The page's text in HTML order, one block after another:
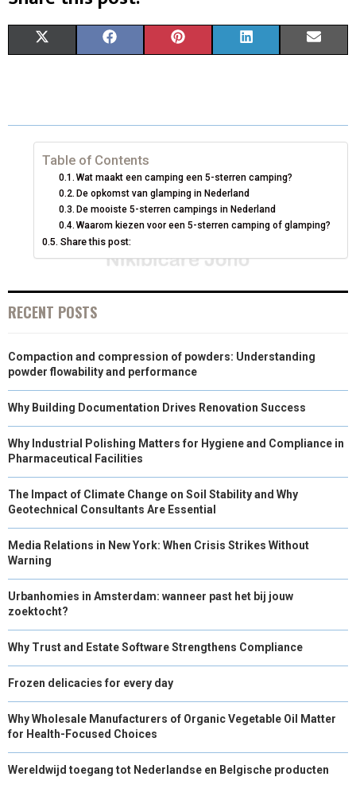
R
E
O
N
W
T
T
E
)
R
O
N
E
O
O
K
R
O
N
T
R
E
T
R
O
N
K
D
I
R
I
Table of Contents
Wat maakt een camping een 5-sterren camping?
De opkomst van glamping in Nederland
De mooiste 5-sterren campings in Nederland
Waarom kiezen voor een 5-sterren camping of glamping?
Share this post:
RECENT POSTS
Compaction and compression of powders: Understanding
powder flowability and performance
Why Building Documentation Drives Renovation Success
Why Industrial Polishing Matters for Hygiene and Compliance in
Pharmaceutical Facilities
The Impact of Climate Change on Soil Stability and Why
Geotechnical Consultants Are Essential
Media Relations in New York: When Crisis Strikes Without
Warning
Urbanhomies in Amsterdam: wanneer past het bij jouw
zoektocht?
Why Trust and Estate Software Strengthens Compliance
Frozen delicacies for every day
Why Wholesale Manufacturers of Organic Vegetable Oil Matter
for Health-Focused Choices
Wereldwijd toegang tot Nederlandse en Belgische producten